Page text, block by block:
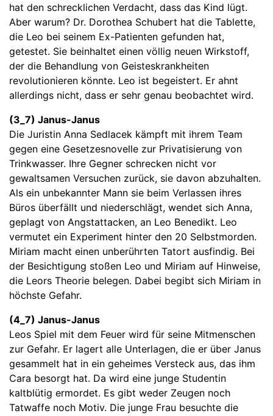
hat den schrecklichen Verdacht, dass das Kind lügt.
Aber warum? Dr. Dorothea Schubert hat die Tablette,
die Leo bei seinem Ex-Patienten gefunden hat,
getestet. Sie beinhaltet einen völlig neuen Wirkstoff,
der die Behandlung von Geisteskrankheiten
revolutionieren könnte. Leo ist begeistert. Er ahnt
allerdings nicht, dass er sehr genau beobachtet wird.
(3_7) Janus-Janus
Die Juristin Anna Sedlacek kämpft mit ihrem Team
gegen eine Gesetzesnovelle zur Privatisierung von
Trinkwasser. Ihre Gegner schrecken nicht vor
gewaltsamen Versuchen zurück, sie davon abzuhalten.
Als ein unbekannter Mann sie beim Verlassen ihres
Büros überfällt und niederschlägt, wendet sich Anna,
geplagt von Angstattacken, an Leo Benedikt. Leo
vermutet ein Experiment hinter den 20 Selbstmorden.
Miriam macht einen unberührten Tatort ausfindig. Bei
der Besichtigung stoßen Leo und Miriam auf Hinweise,
die Leors Theorie belegen. Dabei begibt sich Miriam in
höchste Gefahr.
(4_7) Janus-Janus
Leos Spiel mit dem Feuer wird für seine Mitmenschen
zur Gefahr. Er lagert alle Unterlagen, die er über Janus
gesammelt hat in ein geheimes Versteck aus, das ihm
Cara besorgt hat. Da wird eine junge Studentin
kaltblütig ermordet. Es gibt weder Zeugen noch
Tatwaffe noch Motiv. Die junge Frau besuchte die